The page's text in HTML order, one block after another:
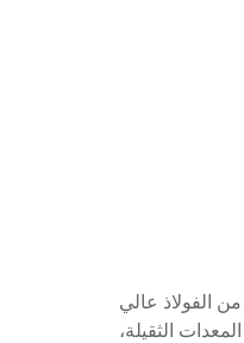
الفولاذ عالي
1000 رطل، مما يجعله مثالياً لتخزين المعدات الثقيلة،